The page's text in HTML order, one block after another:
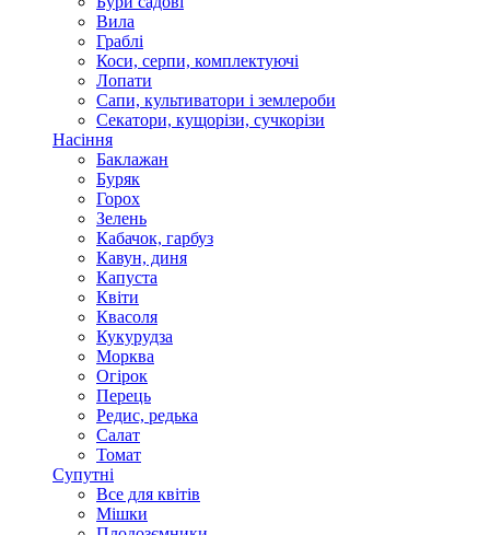
Вила
Граблі
Коси, серпи, комплектуючі
Лопати
Сапи, культиватори і землероби
Секатори, кущорізи, сучкорізи
Насіння
Баклажан
Буряк
Горох
Зелень
Кабачок, гарбуз
Кавун, диня
Капуста
Квіти
Квасоля
Кукурудза
Морква
Огірок
Перець
Редис, редька
Салат
Томат
Супутні
Все для квітів
Мішки